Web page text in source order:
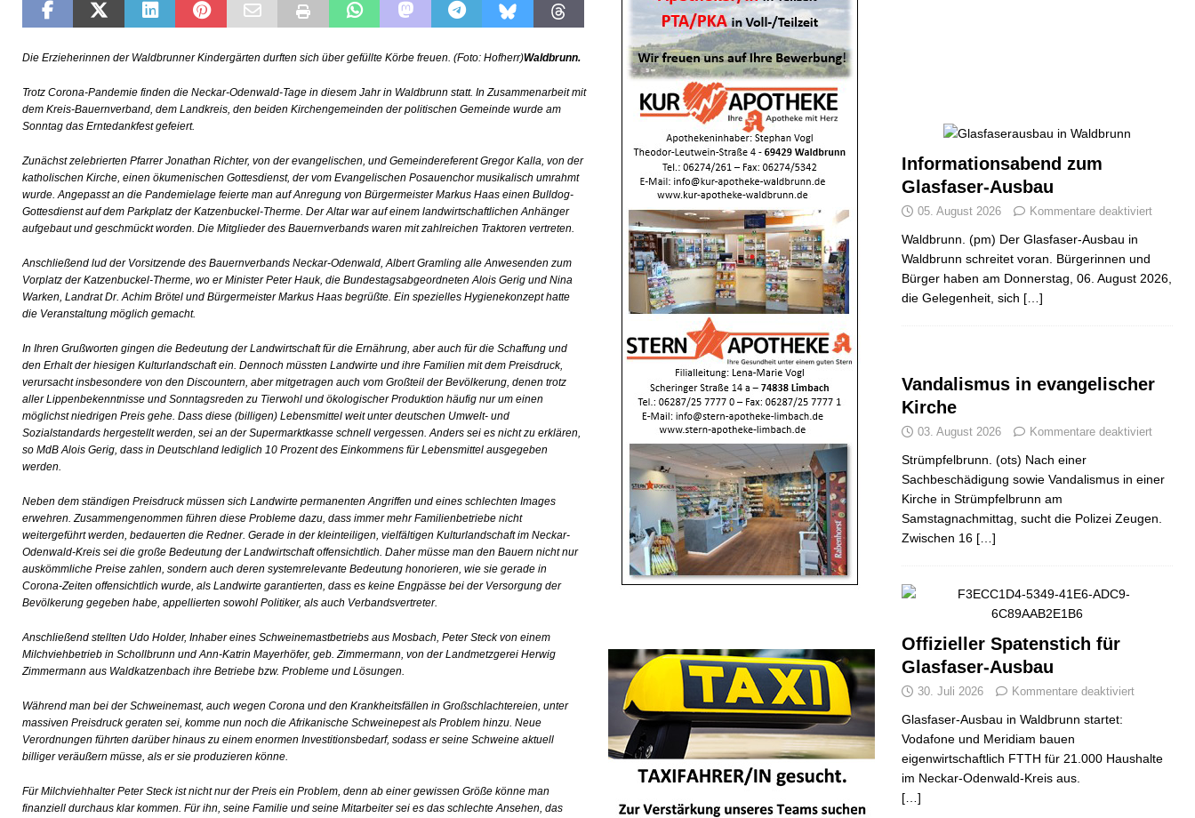
[ 17. Juli 2026 ] Busverkehr wegen Dorfjubiläum eingeschränkt SONSTIGES
[ 07. Juli 2026 ] Sommerfest mit Fahrzeugweihe gefeiert GESELLSCHAFT
[ 07. Juli 2026 ]
[ 05. August 2026 ] Informationsabend zum Glasfaser-Ausbau WIRTSCHAFT
Die Erzieherinnen der Waldbrunner Kindergärten durften sich über gefüllte Körbe freuen. (Foto: Hofherr)Waldbrunn.
Trotz Corona-Pandemie finden die Neckar-Odenwald-Tage in diesem Jahr in Waldbrunn statt. In Zusammenarbeit mit
dem Kreis-Bauernverband, dem Landkreis, den beiden Kirchengemeinden der politischen Gemeinde wurde am
Sonntag das Erntedankfest gefeiert.
Zunächst zelebrierten Pfarrer Jonathan Richter, von der evangelischen, und Gemeindereferent Gregor Kalla, von der
katholischen Kirche, einen ökumenischen Gottesdienst, der vom Evangelischen Posauenchor musikalisch umrahmt
wurde. Angepasst an die Pandemielage feierte man auf Anregung von Bürgermeister Markus Haas einen Bulldog-
Gottesdienst auf dem Parkplatz der Katzenbuckel-Therme. Der Altar war auf einem landwirtschaftlichen Anhänger
aufgebaut und geschmückt worden. Die Mitglieder des Bauernverbands waren mit zahlreichen Traktoren vertreten.
Anschließend lud der Vorsitzende des Bauernverbands Neckar-Odenwald, Albert Gramling alle Anwesenden zum
Vorplatz der Katzenbuckel-Therme, wo er Minister Peter Hauk, die Bundestagsabgeordneten Alois Gerig und Nina
Warken, Landrat Dr. Achim Brötel und Bürgermeister Markus Haas begrüßte. Ein spezielles Hygienekonzept hatte
die Veranstaltung möglich gemacht.
In Ihren Grußworten gingen die Bedeutung der Landwirtschaft für die Ernährung, aber auch für die Schaffung und
den Erhalt der hiesigen Kulturlandschaft ein. Dennoch müssten Landwirte und ihre Familien mit dem Preisdruck,
verursacht insbesondere von den Discountern, aber mitgetragen auch vom Großteil der Bevölkerung, denen trotz
aller Lippenbekenntnisse und Sonntagsreden zu Tierwohl und ökologischer Produktion häufig nur um einen
möglichst niedrigen Preis gehe. Dass diese (billigen) Lebensmittel weit unter deutschen Umwelt- und
Sozialstandards hergestellt werden, sei an der Supermarktkasse schnell vergessen. Anders sei es nicht zu erklären,
so MdB Alois Gerig, dass in Deutschland lediglich 10 Prozent des Einkommens für Lebensmittel ausgegeben
werden.
Neben dem ständigen Preisdruck müssen sich Landwirte permanenten Angriffen und eines schlechten Images
erwehren. Zusammengenommen führen diese Probleme dazu, dass immer mehr Familienbetriebe nicht
weitergeführt werden, bedauerten die Redner. Gerade in der kleinteiligen, vielfältigen Kulturlandschaft im Neckar-
Odenwald-Kreis sei die große Bedeutung der Landwirtschaft offensichtlich. Daher müsse man den Bauern nicht nur
auskömmliche Preise zahlen, sondern auch deren systemrelevante Bedeutung honorieren, wie sie gerade in
Corona-Zeiten offensichtlich wurde, als Landwirte garantierten, dass es keine Engpässe bei der Versorgung der
Bevölkerung gegeben habe, appellierten sowohl Politiker, als auch Verbandsvertreter.
Anschließend stellten Udo Holder, Inhaber eines Schweinemastbetriebs aus Mosbach, Peter Steck von einem
Milchviehbetrieb in Schollbrunn und Ann-Katrin Mayerhöfer, geb. Zimmermann, von der Landmetzgerei Herwig
Zimmermann aus Waldkatzenbach ihre Betriebe bzw. Probleme und Lösungen.
Während man bei der Schweinemast, auch wegen Corona und den Krankheitsfällen in Großschlachtereien, unter
massiven Preisdruck geraten sei, komme nun noch die Afrikanische Schweinepest als Problem hinzu. Neue
Verordnungen führten darüber hinaus zu einem enormen Investitionsbedarf, sodass er seine Schweine aktuell
billiger veräußern müsse, als er sie produzieren könne.
Für Milchviehhalter Peter Steck ist nicht nur der Preis ein Problem, denn ab einer gewissen Größe könne man
finanziell durchaus klar kommen. Für ihn, seine Familie und seine Mitarbeiter sei es das schlechte Ansehen, das
Informationsabend zum
Glasfaser-Ausbau
05. August 2026 Kommentare deaktiviert
Waldbrunn. (pm) Der Glasfaser-Ausbau in
Waldbrunn schreitet voran. Bürgerinnen und
Bürger haben am Donnerstag, 06. August 2026,
die Gelegenheit, sich […]
Vandalismus in evangelischer
Kirche
03. August 2026 Kommentare deaktiviert
Strümpfelbrunn. (ots) Nach einer
Sachbeschädigung sowie Vandalismus in einer
Kirche in Strümpfelbrunn am
Samstagnachmittag, sucht die Polizei Zeugen.
Zwischen 16 […]
Offizieller Spatenstich für
Glasfaser-Ausbau
30. Juli 2026 Kommentare deaktiviert
Glasfaser-Ausbau in Waldbrunn startet:
Vodafone und Meridiam bauen
eigenwirtschaftlich FTTH für 21.000 Haushalte
im Neckar-Odenwald-Kreis aus.
[…]